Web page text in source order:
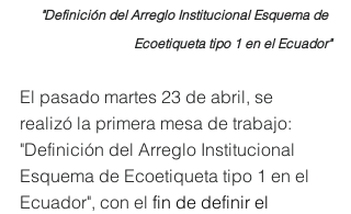
"Definición del Arreglo Institucional Esquema de
Ecoetiqueta tipo 1 en el Ecuador"
El pasado martes 23 de abril, se
realizó la primera mesa de trabajo:
"Definición del Arreglo Institucional
Esquema de Ecoetiqueta tipo 1 en el
Ecuador", con el fin de definir el